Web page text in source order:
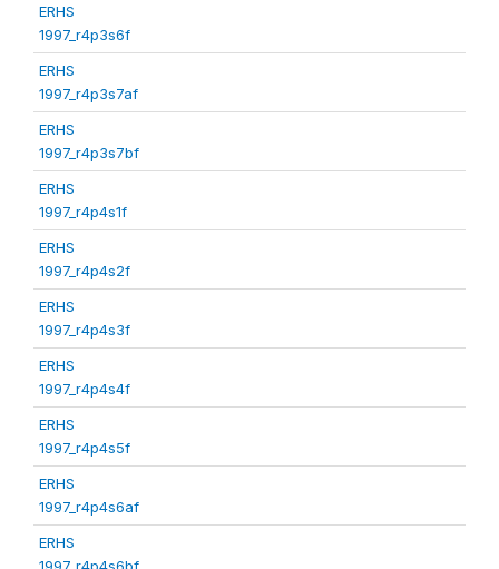
ERHS
1997_r4p3s6f
ERHS
1997_r4p3s7af
ERHS
1997_r4p3s7bf
ERHS
1997_r4p4s1f
ERHS
1997_r4p4s2f
ERHS
1997_r4p4s3f
ERHS
1997_r4p4s4f
ERHS
1997_r4p4s5f
ERHS
1997_r4p4s6af
ERHS
1997_r4p4s6bf